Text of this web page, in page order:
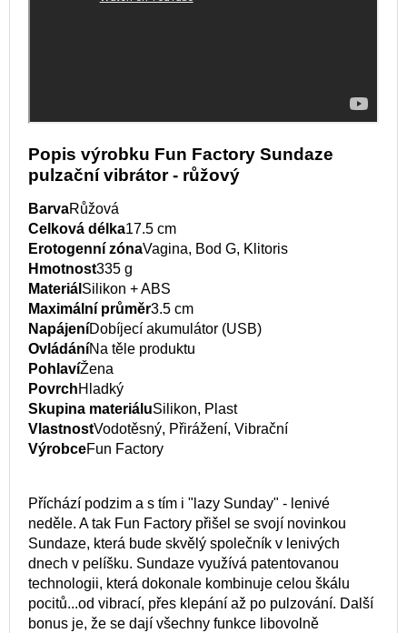
Popis výrobku Fun Factory Sundaze
pulzační vibrátor - růžový
BarvaRůžová
Celková délka17.5 cm
Erotogenní zónaVagina, Bod G, Klitoris
Hmotnost335 g
Materiál Silikon + ABS
Maximální průměr3.5 cm
NapájeníDobíjecí akumulátor (USB)
OvládáníNa těle produktu
PohlavíŽena
PovrchHladký
Skupina materiáluSilikon, Plast
VlastnostVodotěsný, Přirážení, Vibrační
VýrobceFun Factory
Příchází podzim a s tím i "lazy Sunday" - lenivé
neděle. A tak Fun Factory přišel se svojí novinkou
Sundaze, která bude skvělý společník v lenivých
dnech v pelíšku. Sundaze využívá patentovanou
technologii, která dokonale kombinuje celou škálu
pocitů...od vibrací, přes klepání až po pulzování. Další
bonus je, že se dají všechny funkce libovolně